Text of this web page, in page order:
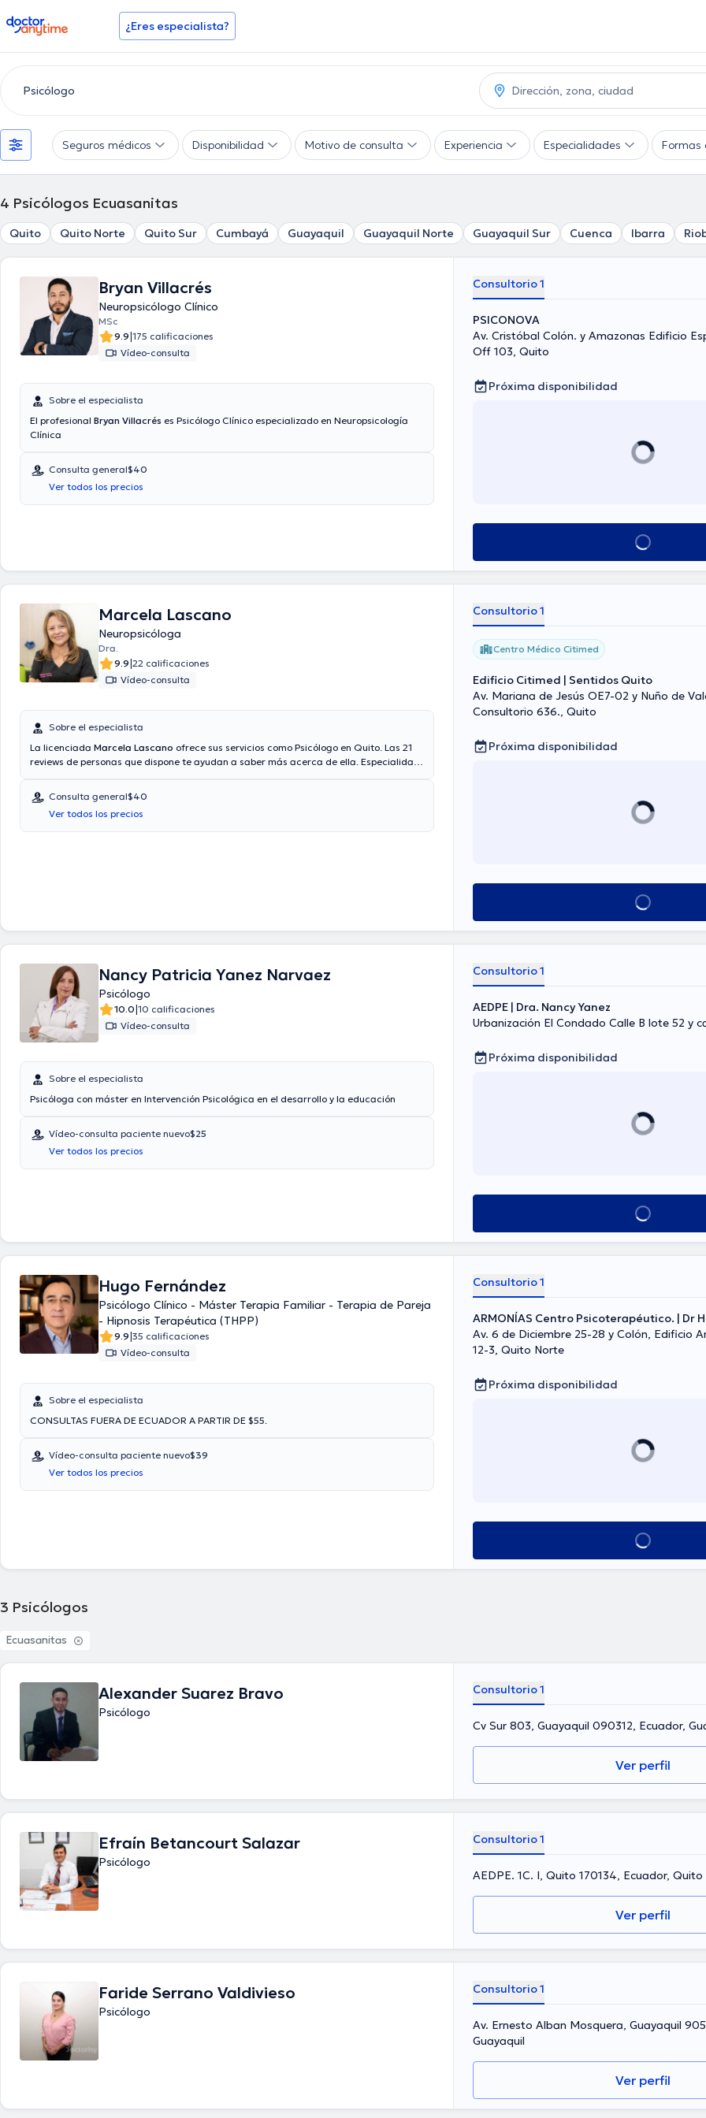
doctoranytime ¿Eres especialista?
Seguros médicos Disponibilidad Motivo de consulta Experiencia Especialidades Formas
4 Psicólogos Ecuasanitas
Quito Quito Norte Quito Sur Cumbayá Guayaquil Guayaquil Norte Guayaquil Sur Cuenca Ibarra
Bryan Villacrés
Neuropsicólogo Clínico
MSc
9.9|175 calificaciones
Vídeo-consulta
Sobre el especialista
El profesional Bryan Villacrés es Psicólogo Clínico especializado en Neuropsicología
Clínica
Consulta general$40
Ver todos los precios
Consultorio 1
PSICONOVA
Av. Cristóbal Colón. y Amazonas Edificio
Off 103, Quito
Próxima disponibilidad
Ver más horarios
Marcela Lascano
Neuropsicóloga
Dra.
9.9|22 calificaciones
Vídeo-consulta
Sobre el especialista
La licenciada Marcela Lascano ofrece sus servicios como Psicólogo en Quito. Las 21
reviews de personas que dispone te ayudan a saber más acerca de ella. Especialidad
consulta. La licenciada acepta citas con las siguientes aseguradoras: Consulta
privada, Ecuasanitas, Vía reembolso con cualquier aseguradora. El precio de la
consulta con la especialista Marcela Lascano es de $40. En su consultorio abarca
todo lo relacionado con Sesión individual para adultos, Sesiones individuales para
Consulta general$40
Ver todos los precios
Consultorio 1
Centro Médico Citimed
Edificio Citimed | Sentidos Quito
Av. Mariana de Jesús OE7-02 y Nuño de
Consultorio 636., Quito
Próxima disponibilidad
Ver más horarios
Nancy Patricia Yanez Narvaez
Psicólogo
10.0|10 calificaciones
Vídeo-consulta
Sobre el especialista
Psicóloga con máster en Intervención Psicológica en el desarrollo y la educación
Vídeo-consulta paciente nuevo$25
Ver todos los precios
Consultorio 1
AEDPE | Dra. Nancy Yanez
Urbanización El Condado Calle B lote 52 y
Próxima disponibilidad
Ver más horarios
Hugo Fernández
Psicólogo Clínico - Máster Terapia Familiar - Terapia de Pareja
- Hipnosis Terapéutica (THPP)
9.9|35 calificaciones
Vídeo-consulta
Sobre el especialista
CONSULTAS FUERA DE ECUADOR A PARTIR DE $55.
Vídeo-consulta paciente nuevo$39
Ver todos los precios
Consultorio 1
ARMONÍAS Centro Psicoterapéutico. | Dr
Av. 6 de Diciembre 25-28 y Colón, Edificio
12-3, Quito Norte
Próxima disponibilidad
Ver más horarios
3 Psicólogos
Ecuasanitas
Alexander Suarez Bravo
Psicólogo
Consultorio 1
Cv Sur 803, Guayaquil 090312, Ecuador,
Ver perfil
Efraín Betancourt Salazar
Psicólogo
Consultorio 1
AEDPE. 1C. I, Quito 170134, Ecuador, Quito
Ver perfil
Faride Serrano Valdivieso
Psicólogo
Consultorio 1
Av. Ernesto Alban Mosquera, Guayaquil
Guayaquil
Ver perfil